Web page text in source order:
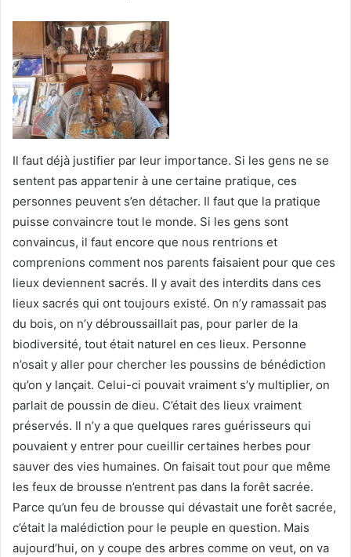
Il faut déjà justifier par leur importance. Si les gens ne se
sentent pas appartenir à une certaine pratique, ces
personnes peuvent s’en détacher. Il faut que la pratique
puisse convaincre tout le monde. Si les gens sont
convaincus, il faut encore que nous rentrions et
comprenions comment nos parents faisaient pour que ces
lieux deviennent sacrés. Il y avait des interdits dans ces
lieux sacrés qui ont toujours existé. On n’y ramassait pas
du bois, on n’y débroussaillait pas, pour parler de la
biodiversité, tout était naturel en ces lieux. Personne
n’osait y aller pour chercher les poussins de bénédiction
qu’on y lançait. Celui-ci pouvait vraiment s’y multiplier, on
parlait de poussin de dieu. C’était des lieux vraiment
préservés. Il n’y a que quelques rares guérisseurs qui
pouvaient y entrer pour cueillir certaines herbes pour
sauver des vies humaines. On faisait tout pour que même
les feux de brousse n’entrent pas dans la forêt sacrée.
Parce qu’un feu de brousse qui dévastait une forêt sacrée,
c’était la malédiction pour le peuple en question. Mais
aujourd’hui, on y coupe des arbres comme on veut, on va